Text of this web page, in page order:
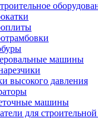
машины
высокого давления
машины
для